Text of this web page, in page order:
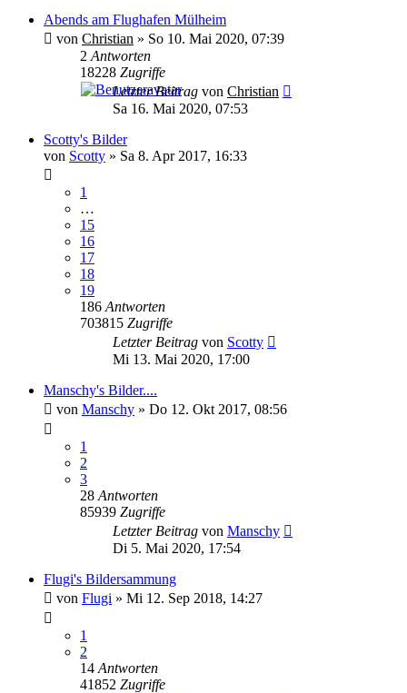
Abends am Flughafen Mülheim
von Christian » So 10. Mai 2020, 07:39
2 Antworten
18228 Zugriffe
Letzter Beitrag von Christian
Sa 16. Mai 2020, 07:53
Scotty's Bilder
von Scotty » Sa 8. Apr 2017, 16:33
1
…
15
16
17
18
19
186 Antworten
703815 Zugriffe
Letzter Beitrag von Scotty
Mi 13. Mai 2020, 17:00
Manschy's Bilder....
von Manschy » Do 12. Okt 2017, 08:56
1
2
3
28 Antworten
85939 Zugriffe
Letzter Beitrag von Manschy
Di 5. Mai 2020, 17:54
Flugi's Bildersammung
von Flugi » Mi 12. Sep 2018, 14:27
1
2
14 Antworten
41852 Zugriffe